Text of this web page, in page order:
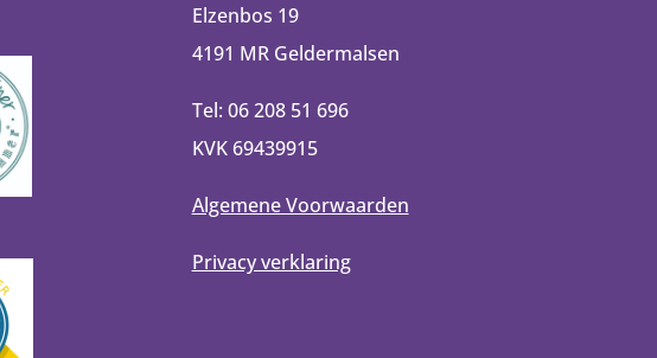
Elzenbos 19
4191 MR Geldermalsen
Tel: 06 208 51 696
KVK 69439915
Algemene Voorwaarden
Privacy verklaring